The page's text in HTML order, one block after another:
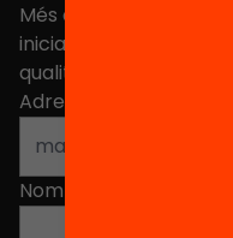
Més de 40.000
iniciatives, propostes i
qualitat de l'educació a
Adreça electrònica
Nom